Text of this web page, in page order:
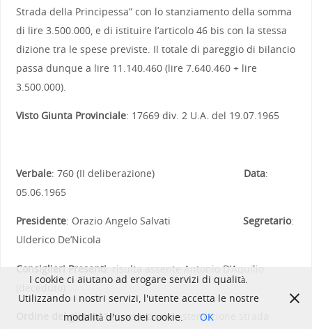
Strada della Principessa” con lo stanziamento della somma
di lire 3.500.000, e di istituire l’articolo 46 bis con la stessa
dizione tra le spese previste. Il totale di pareggio di bilancio
passa dunque a lire 11.140.460 (lire 7.640.460 + lire
3.500.000).
Visto Giunta Provinciale: 17669 div. 2 U.A. del 19.07.1965
Verbale: 760 (II deliberazione) Data:
05.06.1965
Presidente: Orazio Angelo Salvati Segretario:
Ulderico De’Nicola
Consiglieri Presenti: risulta assente Antonio D’Aquilio
(deceduto).
Ordine del giorno: “Approvazione sistemazione strada
I cookie ci aiutano ad erogare servizi di qualità.
Utilizzando i nostri servizi, l'utente accetta le nostre
modalità d'uso dei cookie.
OK